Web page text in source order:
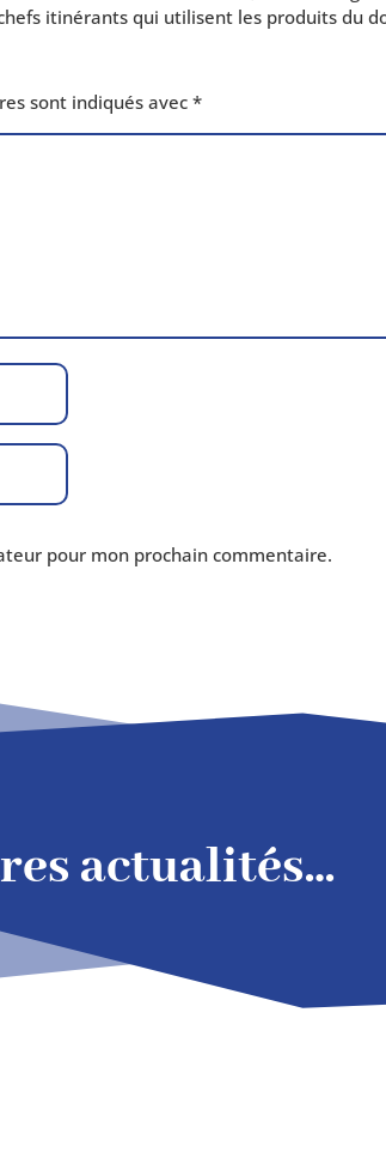
iti­né­rants qui uti­lisent les pro­duits du
sont indi­qués avec*
pour mon pro­chain commentaire.
actualités…